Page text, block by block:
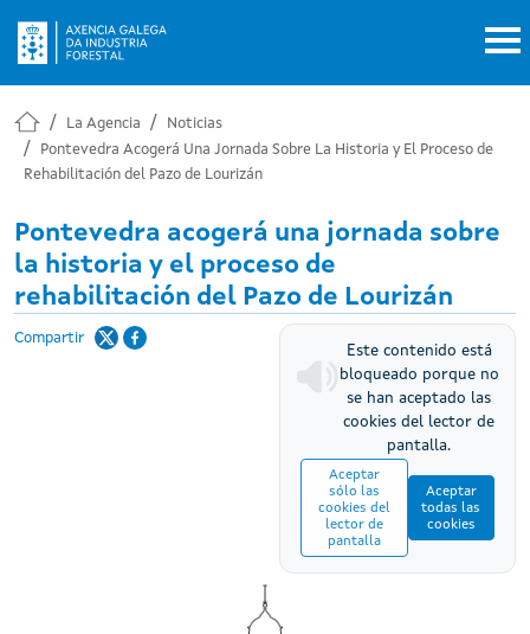
La Agencia
Noticias
Pontevedra Acogerá Una Jornada Sobre La Historia y El Proceso de
Rehabilitación del Pazo de Lourizán
Pontevedra acogerá una jornada sobre
la historia y el proceso de
rehabilitación del Pazo de Lourizán
Compartir
Este contenido está
bloqueado porque no
se han aceptado las
cookies del lector de
pantalla.
Aceptar
sólo las
cookies del
lector de
pantalla
Aceptar
todas las
cookies